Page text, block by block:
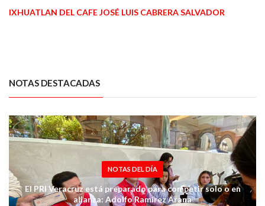
IXHUATLAN DEL CAFE JOSÉ LUIS CABRERA SALVADOR
NOTAS DESTACADAS
NOTAS DEL DÍA
El PRI Veracruz está preparado para competir solo o en
alianza: Adolfo Ramírez Arana